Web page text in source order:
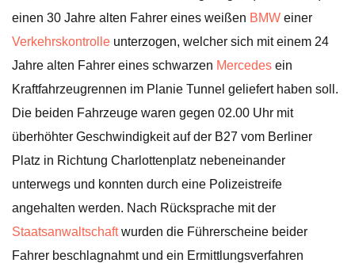
einen 30 Jahre alten Fahrer eines weißen BMW einer
Verkehrskontrolle unterzogen, welcher sich mit einem 24
Jahre alten Fahrer eines schwarzen Mercedes ein
Kraftfahrzeugrennen im Planie Tunnel geliefert haben soll.
Die beiden Fahrzeuge waren gegen 02.00 Uhr mit
überhöhter Geschwindigkeit auf der B27 vom Berliner
Platz in Richtung Charlottenplatz nebeneinander
unterwegs und konnten durch eine Polizeistreife
angehalten werden. Nach Rücksprache mit der
Staatsanwaltschaftwurden die Führerscheine beider
Fahrer beschlagnahmt und ein Ermittlungsverfahren